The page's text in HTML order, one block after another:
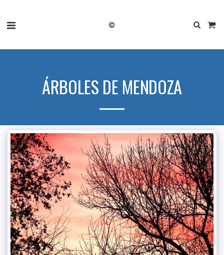
©
ÁRBOLES DE MENDOZA